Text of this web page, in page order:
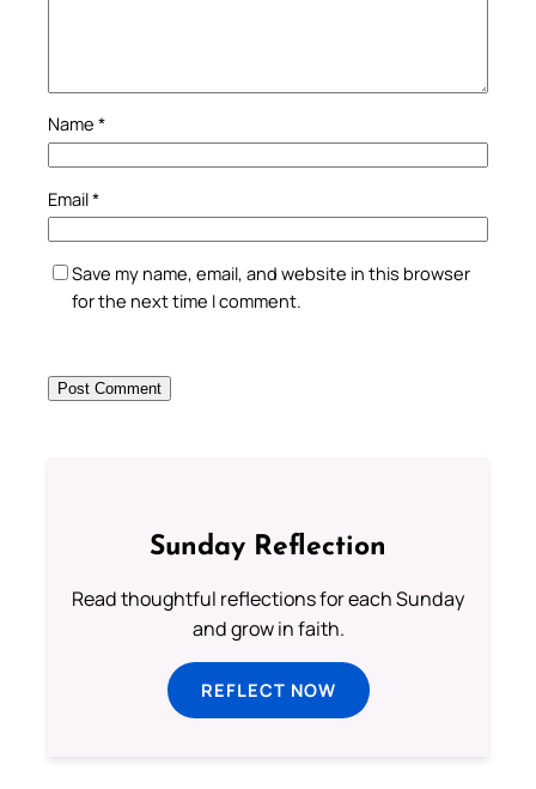
Name *
Email*
Save my name, email, and website in this browser
for the next time I comment.
Sunday Reflection
Read thoughtful reflections for each Sunday
and grow in faith.
REFLECT NOW